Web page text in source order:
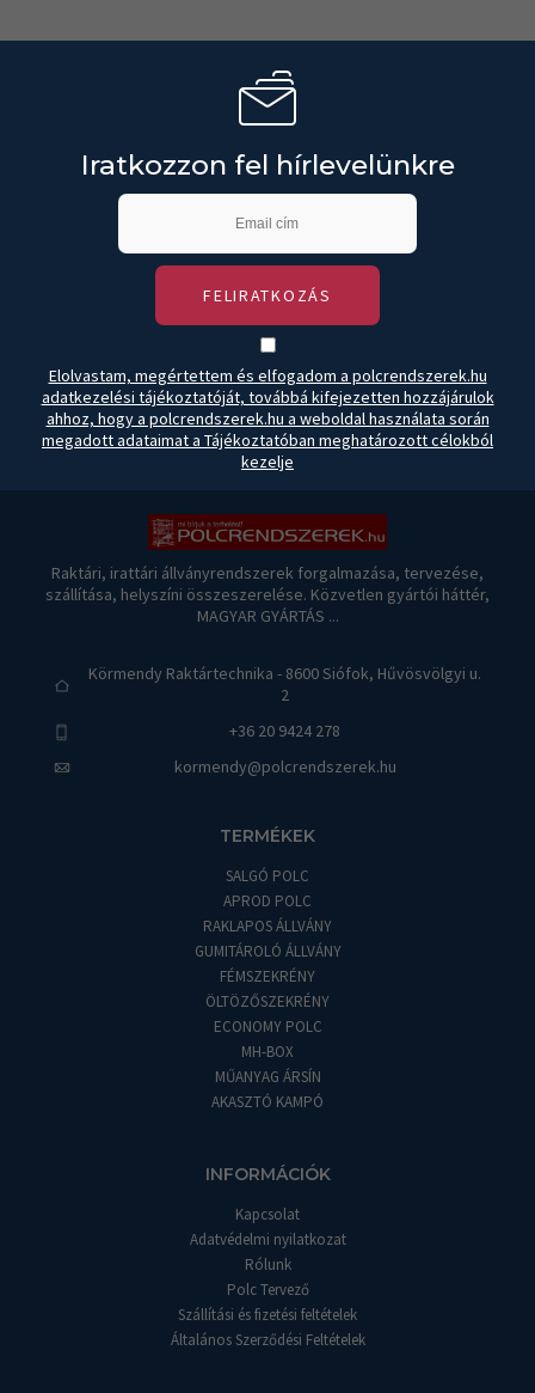
Iratkozzon fel hírlevelünkre
FELIRATKOZÁS
Elolvastam, megértettem és elfogadom a polcrendszerek.hu
adatkezelési tájékoztatóját, továbbá kifejezetten hozzájárulok
ahhoz, hogy a polcrendszerek.hu a weboldal használata során
megadott adataimat a Tájékoztatóban meghatározott célokból
kezelje
Raktári, irattári állványrendszerek forgalmazása, tervezése,
szállítása, helyszíni összeszerelése. Közvetlen gyártói háttér,
MAGYAR GYÁRTÁS ...
Körmendy Raktártechnika - 8600 Siófok, Hűvösvölgyi u.
2
+36 20 9424 278
kormendy@polcrendszerek.hu
TERMÉKEK
SALGÓ POLC
APROD POLC
RAKLAPOS ÁLLVÁNY
GUMITÁROLÓ ÁLLVÁNY
FÉMSZEKRÉNY
ÖLTÖZŐSZEKRÉNY
ECONOMY POLC
MH-BOX
MŰANYAG ÁRSÍN
AKASZTÓ KAMPÓ
INFORMÁCIÓK
Kapcsolat
Adatvédelmi nyilatkozat
Rólunk
Polc Tervező
Szállítási és fizetési feltételek
Általános Szerződési Feltételek